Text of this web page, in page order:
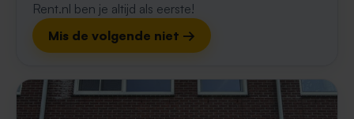
Rent.nl ben je altijd als eerste!
Mis de volgende niet →